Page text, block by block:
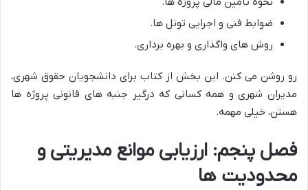
ضوابط فنی و اجرایی تونل ها.
روش های واگذاری و بهره برداری.
رو روشن می کنن. این بخش از کتاب برای دانشجویان حقوق شهری،
مدیران شهری و همه کسانی که درگیر جنبه های قانونی پروژه ها
هستن، خیلی مهمه.
فصل پنجم: ارزیابی موانع مدیریتی و
محدودیت ها